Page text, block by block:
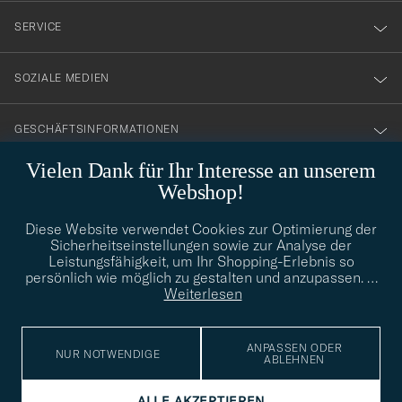
Vielen Dank für Ihr Interesse an unserem
Webshop!
Diese Website verwendet Cookies zur Optimierung der
Sicherheitseinstellungen sowie zur Analyse der
Leistungsfähigkeit, um Ihr Shopping-Erlebnis so
persönlich wie möglich zu gestalten und anzupassen. …
Weiterlesen
NUR NOTWENDIGE
ANPASSEN ODER
ABLEHNEN
nyhetsbrev!
SERVICE
SOZIALE MEDIEN
GESCHÄFTSINFORMATIONEN
info@careofcarl.de
Benötigen Sie Hilfe bei der Suche nach Ihrem persönlichen Stil?
Wenden Sie sich an uns, wir helfen Ihnen gerne weiter!
STILBERATUNG